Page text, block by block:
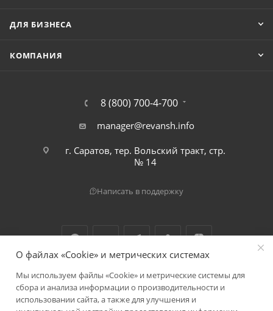
ДЛЯ БИЗНЕСА
КОМПАНИЯ
8 (800) 700-4-700
manager@revansh.info
г. Саратов, тер. Вольский тракт, стр.
№ 14
Написать в поддержку
2026 © ООО "Реванш"
О файлах «Cookie» и метрических системах
Мы используем файлы «Cookie» и метрические системы для
сбора и анализа информации о производительности и
использовании сайта, а также для улучшения и